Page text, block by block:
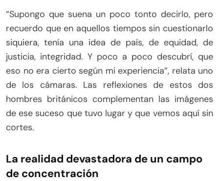
“Supongo que suena un poco tonto decirlo, pero
recuerdo que en aquellos tiempos sin cuestionarlo
siquiera, tenía una idea de país, de equidad, de
justicia, integridad. Y poco a poco descubrí, que
eso no era cierto según mi experiencia”, relata uno
de los cámaras. Las reflexiones de estos dos
hombres británicos complementan las imágenes
de ese suceso que tuvo lugar y que vemos aquí sin
cortes.
La realidad devastadora de un campo
de concentración